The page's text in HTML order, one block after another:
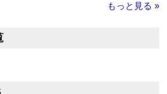
もっと見る »